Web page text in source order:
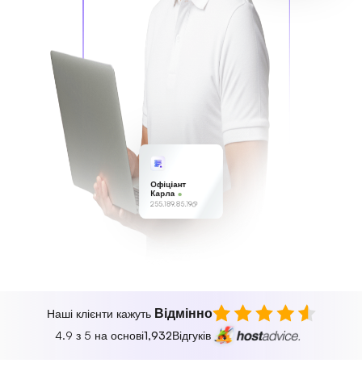
Офіціант
Карла
255.189.85.19
Наші клієнти кажуть Відмінно
4.9 з 5 на основі1,932Відгуків